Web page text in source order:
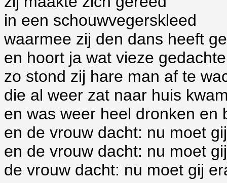
in een schouwvegerskleed
waarmee zij den dans heeft
en hoort ja wat vieze
zo stond zij hare man af te
die al weer zat naar huis
en was weer heel dronken en
en de vrouw dacht: nu moet
en de vrouw dacht: nu moet
de vrouw dacht: nu moet gij